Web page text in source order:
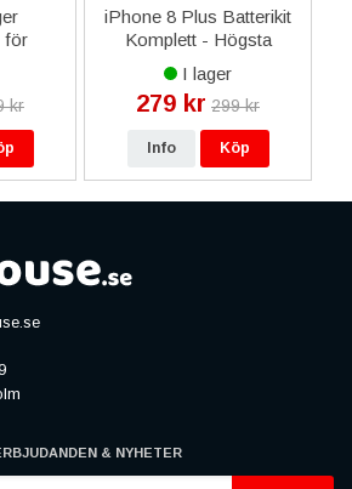
för
kr
iPhone 8 Plus Batterikit
Komplett - Högsta
kvalitet
I lager
279 kr 299 kr
Info Köp
& NYHETER